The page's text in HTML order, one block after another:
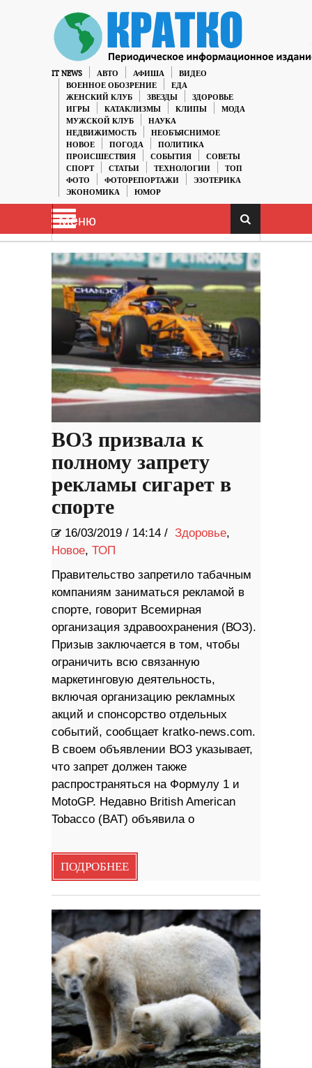
IT NEWS АВТО АФИША
ВИДЕО
ВОЕННОЕ ОБОЗРЕНИЕ
ЕДА
ЖЕНСКИЙ КЛУБ
ЗВЕЗДЫ
ЗДОРОВЬЕ
ИГРЫ
КАТАКЛИЗМЫ КЛИПЫ
МОДА
МУЖСКОЙ КЛУБ
НАУКА
НЕДВИЖИМОСТЬ
НЕОБЪЯСНИМОЕ
НОВОЕ
ПОГОДА
ПОЛИТИКА
ПРОИСШЕСТВИЯ
СОБЫТИЯ
СОВЕТЫ
СПОРТ
СТАТЬИ ТЕХНОЛОГИИ
ТОП
ФОТО
ФОТОРЕПОРТАЖИ
ЭЗОТЕРИКА
ЭКОНОМИКА
ЮМОР
Меню
ВОЗ призвала к
полному запрету
рекламы сигарет в
спорте
16/03/2019 / 14:14 / Здоровье,
Новое, ТОП
Правительство запретило табачным
компаниям заниматься рекламой в
спорте, говорит Всемирная
организация здравоохранения (ВОЗ).
Призыв заключается в том, чтобы
ограничить всю связанную
маркетинговую деятельность,
включая организацию рекламных
акций и спонсорство отдельных
событий, сообщает kratko-news.com.
В своем объявлении ВОЗ указывает,
что запрет должен также
распространяться на Формулу 1 и
MotoGP. Недавно British American
Tobacco (BAT) объявила о
ПОДРОБНЕЕ